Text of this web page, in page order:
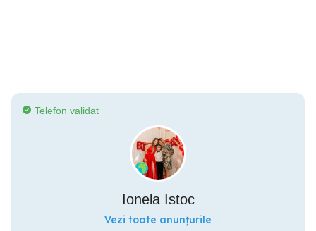
Telefon validat
Ionela Istoc
Vezi toate anunțurile